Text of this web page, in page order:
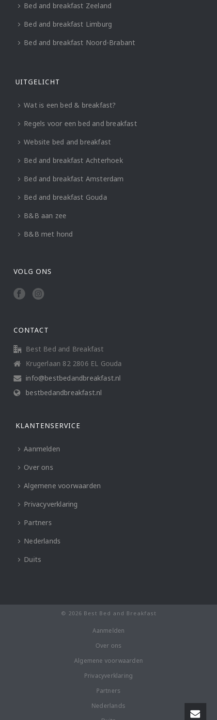
Bed and breakfast Zeeland
Bed and breakfast Limburg
Bed and breakfast Noord-Brabant
UITGELICHT
Wat is een bed & breakfast?
Regels voor een bed and breakfast
Website bed and breakfast
Bed and breakfast Achterhoek
Bed and breakfast Amsterdam
Bed and breakfast Gouda
B&B aan zee
B&B met hond
VOLG ONS
CONTACT
Best Bed and Breakfast
Krugerlaan 82 2806 EL Gouda
info@bestbedandbreakfast.nl
bestbedandbreakfast.nl
KLANTENSERVICE
Aanmelden
Over ons
Algemene voorwaarden
Privacyverklaring
Partners
Nederlands
Duits
© 2026 Best Bed and Breakfast
Aanmelden
Over ons
Algemene voorwaarden
Privacyverklaring
Partners
Nederlands